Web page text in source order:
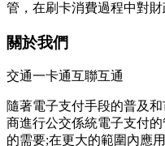
管，在刷卡消費過程中對
關於我們
交通一卡通互聯互通
隨著電子支付手段的普及
商進行公交係統電子支付
的需要;在更大的範圍內應